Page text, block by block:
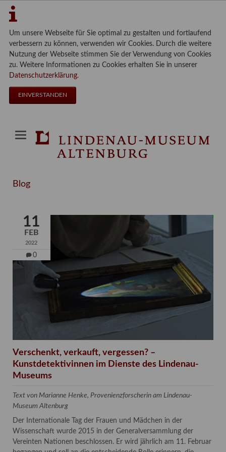
Um unsere Webseite für Sie optimal zu gestalten und fortlaufend
verbessern zu können, verwenden wir Cookies. Durch die weitere
Nutzung der Webseite stimmen Sie der Verwendung von Cookies
zu. Weitere Informationen zu Cookies erhalten Sie in unserer
Datenschutzerklärung.
EINVERSTANDEN
Blog
11
FEB
2022
0
Verschenkt, verkauft, vergessen? –
Kunstdetektivinnen im Dienste des Lindenau-
Museums
Text von Marianne Henke, Provenienzforscherin am Lindenau-
Museum Altenburg
Der Internationale Tag der Frauen und Mädchen in der
Wissenschaft wurde 2015 in der Generalversammlung der
Vereinten Nationen beschlossen. Er wird jährlich am 11. Februar